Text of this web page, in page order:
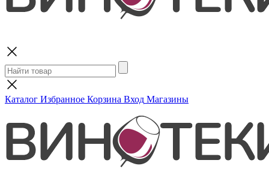
Каталог Избранное Корзина Вход Магазины